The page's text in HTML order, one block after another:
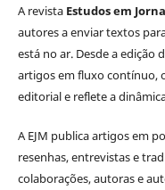
A revista Estudos em
autores a enviar textos
está no ar. Desde a edição
artigos em fluxo contínuo,
editorial e reflete a
A EJM publica artigos em
resenhas, entrevistas e
colaborações, autoras e